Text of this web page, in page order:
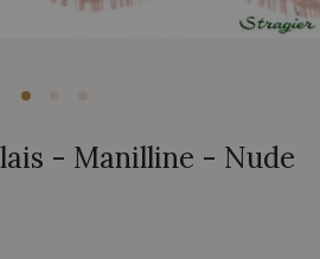
- Manilline - Nude